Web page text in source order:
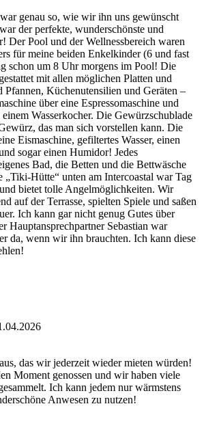
genau so, wie wir ihn uns gewünscht
der perfekte, wunderschönste und
Der Pool und der Wellnessbereich waren
für meine beiden Enkelkinder (6 und fast
schon um 8 Uhr morgens im Pool! Die
mit allen möglichen Platten und
Pfannen, Küchenutensilien und Geräten –
über eine Espressomaschine und
Wasserkocher. Die Gewürzschublade
das man sich vorstellen kann. Die
Eismaschine, gefiltertes Wasser, einen
sogar einen Humidor! Jedes
Bad, die Betten und die Bettwäsche
„Tiki-Hütte“ unten am Intercoastal war Tag
bietet tolle Angelmöglichkeiten. Wir
auf der Terrasse, spielten Spiele und saßen
Ich kann gar nicht genug Gutes über
Hauptansprechpartner Sebastian war
da, wenn wir ihn brauchten. Ich kann diese
das wir jederzeit wieder mieten würden!
Moment genossen und wir haben viele
Ich kann jedem nur wärmstens
Anwesen zu nutzen!